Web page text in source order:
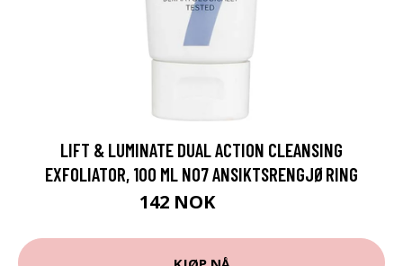
LIFT & LUMINATE DUAL ACTION CLEANSING
EXFOLIATOR, 100 ML NO7 ANSIKTSRENGJØRING
142 NOK